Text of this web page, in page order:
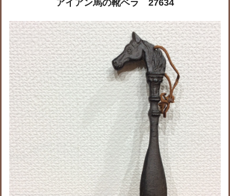
アイアン馬の靴ベラ 27634